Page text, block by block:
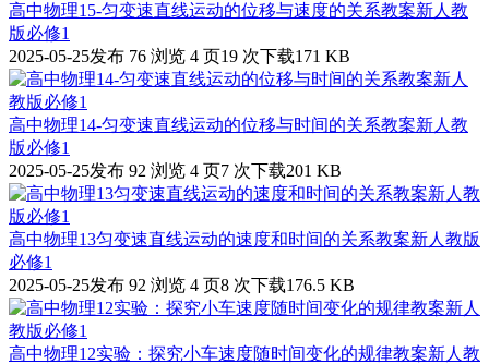
高中物理15-匀变速直线运动的位移与速度的关系教案新人教
版必修1
2025-05-25发布 76 浏览 4 页19 次下载171 KB
高中物理14-匀变速直线运动的位移与时间的关系教案新人教
版必修1
2025-05-25发布 92 浏览 4 页7 次下载201 KB
高中物理13匀变速直线运动的速度和时间的关系教案新人教版
必修1
2025-05-25发布 92 浏览 4 页8 次下载176.5 KB
高中物理12实验：探究小车速度随时间变化的规律教案新人教